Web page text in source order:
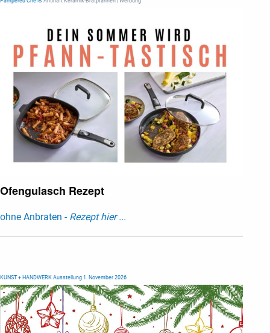
Ofengulasch Rezept
ohne Anbraten - Rezept hier ...
KUNST + HANDWERK Ausstellung 1. November 2026